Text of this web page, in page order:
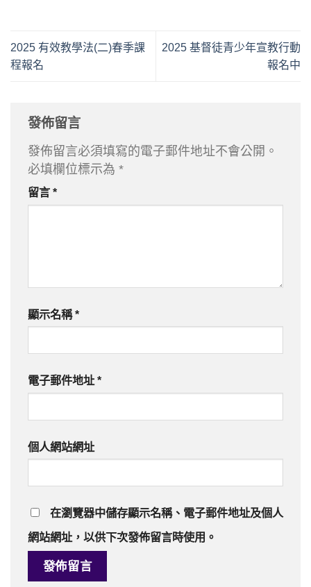
2025 有效教學法(二)春季課
程報名
2025 基督徒青少年宣教行動
報名中
發佈留言
發佈留言必須填寫的電子郵件地址不會公開。
必填欄位標示為 *
留言 *
顯示名稱*
電子郵件地址 *
個人網站網址
在瀏覽器中儲存顯示名稱、電子郵件地址及個人
網站網址，以供下次發佈留言時使用。